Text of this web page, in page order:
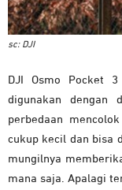
sc: DJI
DJI Osmo Pocket
digunakan dengan
perbedaan
cukup kecil dan bisa
mungilnya
mana saja. Apalagi